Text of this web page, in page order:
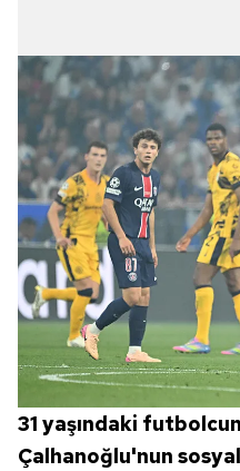
31 yaşındaki
Çalhanoğlu'nun